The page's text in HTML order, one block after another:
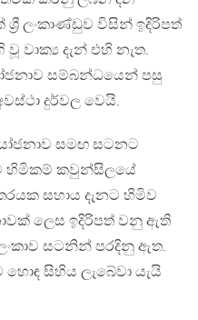
ලංකාණ්ඩුව විසින් ඉදිරිපත්
වාක්‍ය දැන් එහි නැත.
සම්බන්ධයෙන් පසු
දුර්වල වෙයි.
සමඟ සටනට
හිමිකම් කවුන්සිලයේ
සහාය දැනට හිමිව
ලෙස ඉදිරිපත් වනු ඇති
සටනින් පරදිනු ඇත.
සිහිය ලැබේවා යැයි